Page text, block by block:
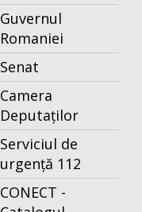
Guvernul
Romaniei
Senat
Camera
Deputaților
Serviciul de
urgență 112
CONECT -